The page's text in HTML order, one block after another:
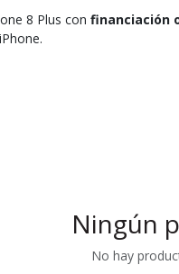
8 Plus con financiación
Ningún
No hay